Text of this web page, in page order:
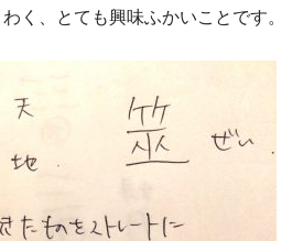
く、とても興味ふかいことです。